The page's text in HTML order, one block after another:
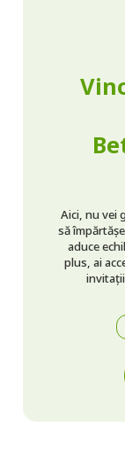
Aici, nu vei
să
aduce
plus, ai